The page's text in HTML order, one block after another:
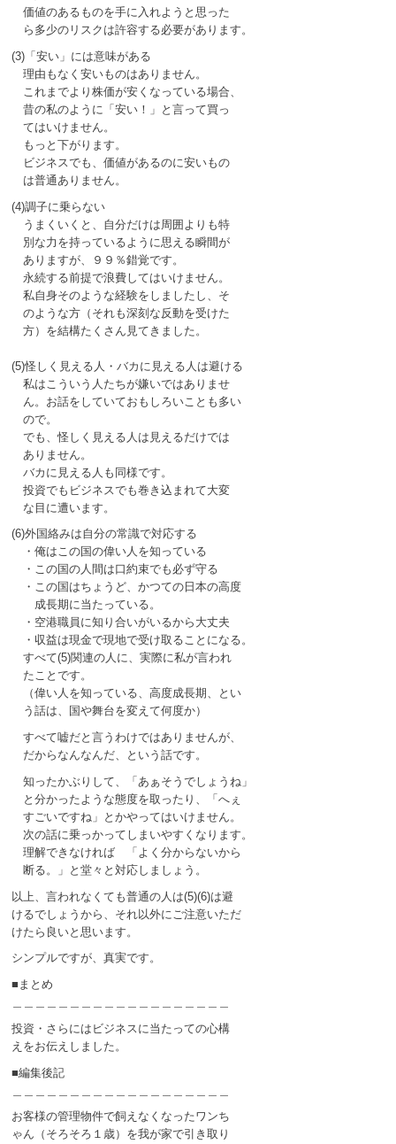
価値のあるものを手に入れようと思った
ら多少のリスクは許容する必要があります。
(3)「安い」には意味がある
理由もなく安いものはありません。
これまでより株価が安くなっている場合、
昔の私のように「安い！」と言って買っ
てはいけません。
もっと下がります。
ビジネスでも、価値があるのに安いもの
は普通ありません。
(4)調子に乗らない
うまくいくと、自分だけは周囲よりも特
別な力を持っているように思える瞬間が
ありますが、９９％錯覚です。
永続する前提で浪費してはいけません。
私自身そのような経験をしましたし、そ
のような方（それも深刻な反動を受けた
方）を結構たくさん見てきました。
(5)怪しく見える人・バカに見える人は避ける
私はこういう人たちが嫌いではありませ
ん。お話をしていておもしろいことも多い
ので。
でも、怪しく見える人は見えるだけでは
ありません。
バカに見える人も同様です。
投資でもビジネスでも巻き込まれて大変
な目に遭います。
(6)外国絡みは自分の常識で対応する
・俺はこの国の偉い人を知っている
・この国の人間は口約束でも必ず守る
・この国はちょうど、かつての日本の高度
成長期に当たっている。
・空港職員に知り合いがいるから大丈夫
・収益は現金で現地で受け取ることになる。
すべて(5)関連の人に、実際に私が言われ
たことです。
（偉い人を知っている、高度成長期、とい
う話は、国や舞台を変えて何度か）
すべて嘘だと言うわけではありませんが、
だからなんなんだ、という話です。
知ったかぶりして、「あぁそうでしょうね」
と分かったような態度を取ったり、「へぇ
すごいですね」とかやってはいけません。
次の話に乗っかってしまいやすくなります。
理解できなければ 「よく分からないから
断る。」と堂々と対応しましょう。
以上、言われなくても普通の人は(5)(6)は避
けるでしょうから、それ以外にご注意いただ
けたら良いと思います。
シンプルですが、真実です。
■まとめ
投資・さらにはビジネスに当たっての心構
えをお伝えしました。
■編集後記
お客様の管理物件で飼えなくなったワンち
ゃん（そろそろ１歳）を我が家で引き取り